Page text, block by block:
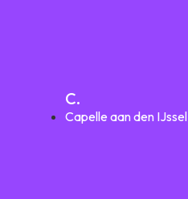
C.
Capelle aan den IJssel